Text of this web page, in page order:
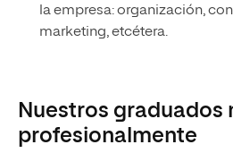
la empresa: organización,
marketing, etcétera.
Nuestros graduados
profesionalmente